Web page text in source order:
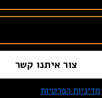
מדיניות הפרטיות
צור איתנו קשר